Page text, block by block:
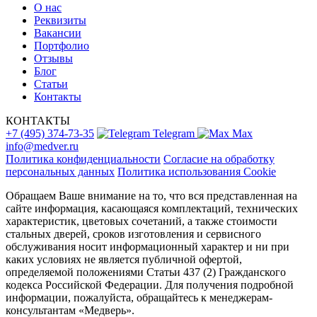
О нас
Реквизиты
Вакансии
Портфолио
Отзывы
Блог
Статьи
Контакты
КОНТАКТЫ
+7 (495) 374-73-35
Telegram
Max
info@medver.ru
Политика конфиденциальности Согласие на обработку
персональных данных Политика использования Cookie
Обращаем Ваше внимание на то, что вся представленная на
сайте информация, касающаяся комплектаций, технических
характеристик, цветовых сочетаний, а также стоимости
стальных дверей, сроков изготовления и сервисного
обслуживания носит информационный характер и ни при
каких условиях не является публичной офертой,
определяемой положениями Статьи 437 (2) Гражданского
кодекса Российской Федерации. Для получения подробной
информации, пожалуйста, обращайтесь к менеджерам-
консультантам «Медверь».